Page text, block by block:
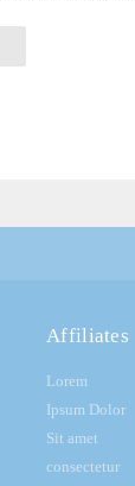
Affiliates
Lorem
Ipsum Dolor
Sit amet
consectetur